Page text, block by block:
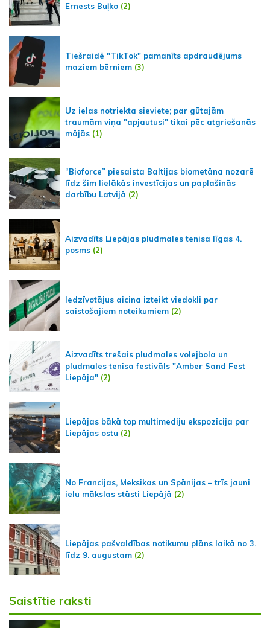
Ernests Buļko (2)
Tiešraidē "TikTok" pamanīts apdraudējums
maziem bērniem (3)
Uz ielas notriekta sieviete; par gūtajām
traumām viņa "apjautusi" tikai pēc atgriešanās
mājās (1)
“Bioforce” piesaista Baltijas biometāna nozarē
līdz šim lielākās investīcijas un paplašinās
darbību Latvijā (2)
Aizvadīts Liepājas pludmales tenisa līgas 4.
posms (2)
Iedzīvotājus aicina izteikt viedokli par
saistošajiem noteikumiem (2)
Aizvadīts trešais pludmales volejbola un
pludmales tenisa festivāls "Amber Sand Fest
Liepāja" (2)
Liepājas bākā top multimediju ekspozīcija par
Liepājas ostu (2)
No Francijas, Meksikas un Spānijas – trīs jauni
ielu mākslas stāsti Liepājā (2)
Liepājas pašvaldības notikumu plāns laikā no 3.
līdz 9. augustam (2)
Saistītie raksti